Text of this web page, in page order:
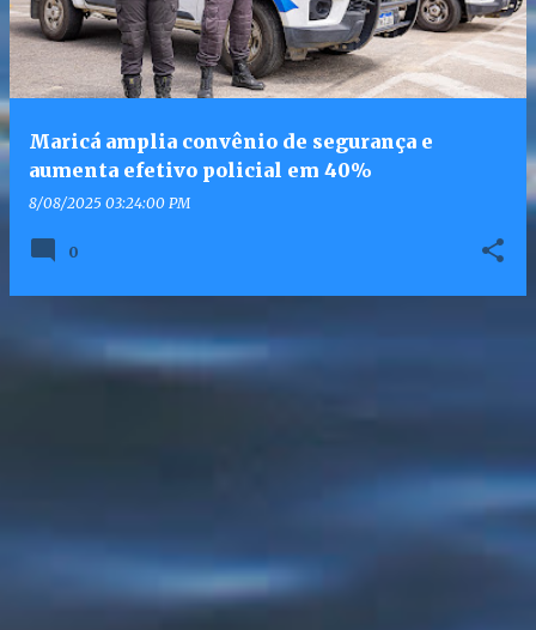
Maricá amplia convênio de segurança e
aumenta efetivo policial em 40%
8/08/2025 03:24:00 PM
0